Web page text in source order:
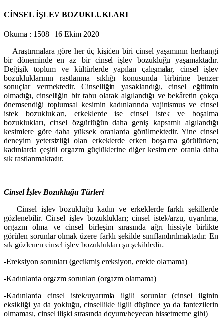
CİNSEL İŞLEV BOZUKLUKLARI
Okuma : 1508 | 16 Ekim 2020
Araştırmalara göre her üç kişiden biri cinsel yaşamının herhangi
bir döneminde en az bir cinsel işlev bozukluğu yaşamaktadır.
Değişik toplum ve kültürlerde yapılan çalışmalar, cinsel işlev
bozukluklarının rastlanma sıklığı konusunda birbirine benzer
sonuçlar vermektedir. Cinselliğin yasaklandığı, cinsel eğitimin
olmadığı, cinselliğin bir tabu olarak algılandığı ve bekâretin çokça
önemsendiği toplumsal kesimin kadınlarında vajinismus ve cinsel
istek bozuklukları, erkeklerde ise cinsel istek ve boşalma
bozuklukları, cinsel özgürlüğün daha geniş kapsamlı algılandığı
kesimlere göre daha yüksek oranlarda görülmektedir. Yine cinsel
deneyim yetersizliği olan erkeklerde erken boşalma görülürken;
kadınlarda çeşitli orgazm güçlüklerine diğer kesimlere oranla daha
sık rastlanmaktadır.
Cinsel İşlev Bozukluğu Türleri
Cinsel işlev bozukluğu kadın ve erkeklerde farklı şekillerde
gözlenebilir. Cinsel işlev bozuklukları; cinsel istek/arzu, uyarılma,
orgazm olma ve cinsel birleşim sırasında ağrı hissiyle birlikte
görülen sorunlar olmak üzere farklı şekilde sınıflandırılmaktadır. En
sık gözlenen cinsel işlev bozuklukları şu şekildedir:
-Ereksiyon sorunları (gecikmiş ereksiyon, erekte olamama)
-Kadınlarda orgazm sorunları (orgazm olamama)
-Kadınlarda cinsel istek/uyarımla ilgili sorunlar (cinsel ilginin
eksikliği ya da yokluğu, cinsellikle ilgili düşünce ya da fantezilerin
olmaması, cinsel ilişki sırasında doyum/heyecan hissetmeme gibi)